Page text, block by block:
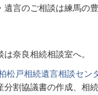
遺言のご相談は練馬の
奈良相続相談室へ。
松戸相続遺言相談セン
分割協議書の作成、相